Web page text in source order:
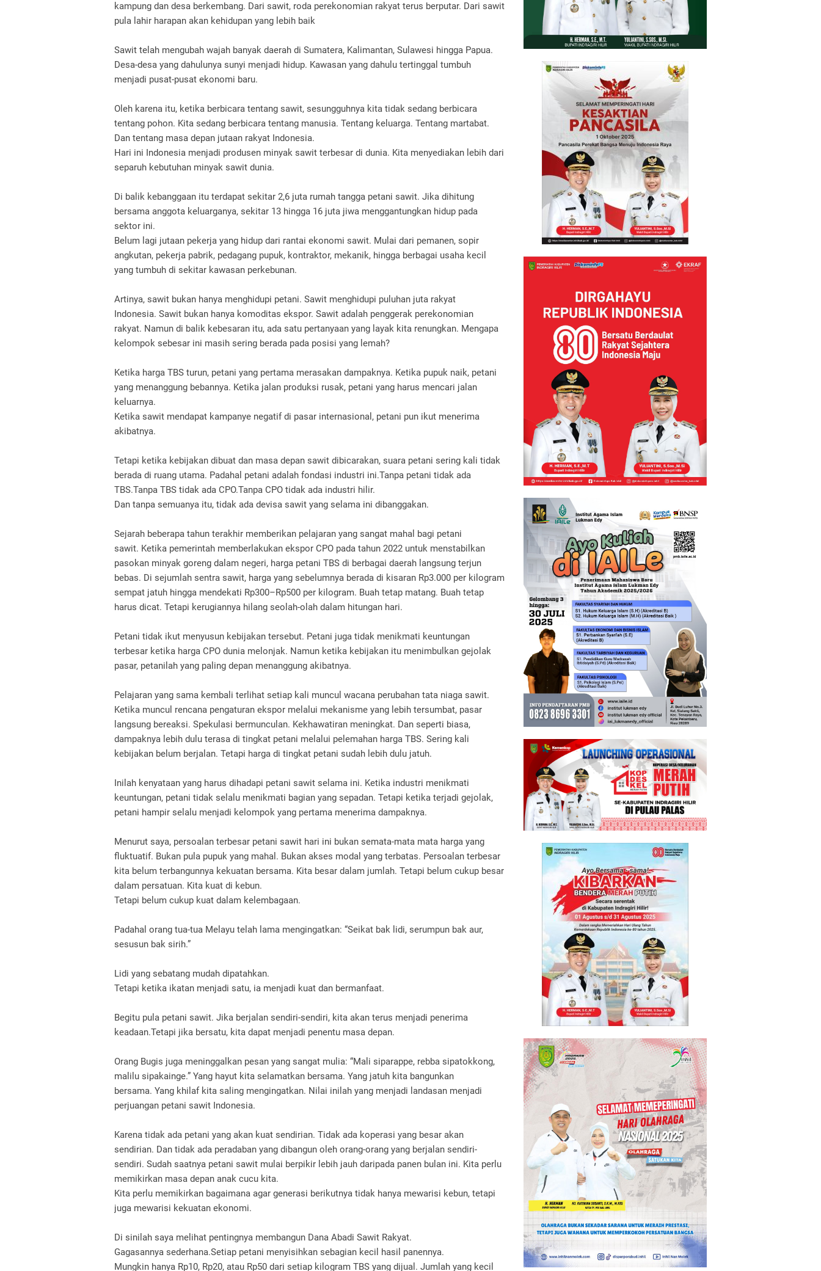
kampung dan desa berkembang. Dari sawit, roda perekonomian rakyat terus berputar. Dari sawit
pula lahir harapan akan kehidupan yang lebih baik
Sawit telah mengubah wajah banyak daerah di Sumatera, Kalimantan, Sulawesi hingga Papua.
Desa-desa yang dahulunya sunyi menjadi hidup. Kawasan yang dahulu tertinggal tumbuh
menjadi pusat-pusat ekonomi baru.
Oleh karena itu, ketika berbicara tentang sawit, sesungguhnya kita tidak sedang berbicara
tentang pohon. Kita sedang berbicara tentang manusia. Tentang keluarga. Tentang martabat.
Dan tentang masa depan jutaan rakyat Indonesia.
Hari ini Indonesia menjadi produsen minyak sawit terbesar di dunia. Kita menyediakan lebih dari
separuh kebutuhan minyak sawit dunia.
Di balik kebanggaan itu terdapat sekitar 2,6 juta rumah tangga petani sawit. Jika dihitung
bersama anggota keluarganya, sekitar 13 hingga 16 juta jiwa menggantungkan hidup pada
sektor ini.
Belum lagi jutaan pekerja yang hidup dari rantai ekonomi sawit. Mulai dari pemanen, sopir
angkutan, pekerja pabrik, pedagang pupuk, kontraktor, mekanik, hingga berbagai usaha kecil
yang tumbuh di sekitar kawasan perkebunan.
Artinya, sawit bukan hanya menghidupi petani. Sawit menghidupi puluhan juta rakyat
Indonesia. Sawit bukan hanya komoditas ekspor. Sawit adalah penggerak perekonomian
rakyat. Namun di balik kebesaran itu, ada satu pertanyaan yang layak kita renungkan. Mengapa
kelompok sebesar ini masih sering berada pada posisi yang lemah?
Ketika harga TBS turun, petani yang pertama merasakan dampaknya. Ketika pupuk naik, petani
yang menanggung bebannya. Ketika jalan produksi rusak, petani yang harus mencari jalan
keluarnya.
Ketika sawit mendapat kampanye negatif di pasar internasional, petani pun ikut menerima
akibatnya.
Tetapi ketika kebijakan dibuat dan masa depan sawit dibicarakan, suara petani sering kali tidak
berada di ruang utama. Padahal petani adalah fondasi industri ini.Tanpa petani tidak ada
TBS.Tanpa TBS tidak ada CPO.Tanpa CPO tidak ada industri hilir.
Dan tanpa semuanya itu, tidak ada devisa sawit yang selama ini dibanggakan.
Sejarah beberapa tahun terakhir memberikan pelajaran yang sangat mahal bagi petani
sawit. Ketika pemerintah memberlakukan ekspor CPO pada tahun 2022 untuk menstabilkan
pasokan minyak goreng dalam negeri, harga petani TBS di berbagai daerah langsung terjun
bebas. Di sejumlah sentra sawit, harga yang sebelumnya berada di kisaran Rp3.000 per kilogram
sempat jatuh hingga mendekati Rp300–Rp500 per kilogram. Buah tetap matang. Buah tetap
harus dicat. Tetapi kerugiannya hilang seolah-olah dalam hitungan hari.
Petani tidak ikut menyusun kebijakan tersebut. Petani juga tidak menikmati keuntungan
terbesar ketika harga CPO dunia melonjak. Namun ketika kebijakan itu menimbulkan gejolak
pasar, petanilah yang paling depan menanggung akibatnya.
Pelajaran yang sama kembali terlihat setiap kali muncul wacana perubahan tata niaga sawit.
Ketika muncul rencana pengaturan ekspor melalui mekanisme yang lebih tersumbat, pasar
langsung bereaksi. Spekulasi bermunculan. Kekhawatiran meningkat. Dan seperti biasa,
dampaknya lebih dulu terasa di tingkat petani melalui pelemahan harga TBS. Sering kali
kebijakan belum berjalan. Tetapi harga di tingkat petani sudah lebih dulu jatuh.
Inilah kenyataan yang harus dihadapi petani sawit selama ini. Ketika industri menikmati
keuntungan, petani tidak selalu menikmati bagian yang sepadan. Tetapi ketika terjadi gejolak,
petani hampir selalu menjadi kelompok yang pertama menerima dampaknya.
Menurut saya, persoalan terbesar petani sawit hari ini bukan semata-mata mata harga yang
fluktuatif. Bukan pula pupuk yang mahal. Bukan akses modal yang terbatas. Persoalan terbesar
kita belum terbangunnya kekuatan bersama. Kita besar dalam jumlah. Tetapi belum cukup besar
dalam persatuan. Kita kuat di kebun.
Tetapi belum cukup kuat dalam kelembagaan.
Padahal orang tua-tua Melayu telah lama mengingatkan: “Seikat bak lidi, serumpun bak aur,
sesusun bak sirih.”
Lidi yang sebatang mudah dipatahkan.
Tetapi ketika ikatan menjadi satu, ia menjadi kuat dan bermanfaat.
Begitu pula petani sawit. Jika berjalan sendiri-sendiri, kita akan terus menjadi penerima
keadaan.Tetapi jika bersatu, kita dapat menjadi penentu masa depan.
Orang Bugis juga meninggalkan pesan yang sangat mulia: “Mali siparappe, rebba sipatokkong,
malilu sipakainge.” Yang hayut kita selamatkan bersama. Yang jatuh kita bangunkan
bersama. Yang khilaf kita saling mengingatkan. Nilai inilah yang menjadi landasan menjadi
perjuangan petani sawit Indonesia.
Karena tidak ada petani yang akan kuat sendirian. Tidak ada koperasi yang besar akan
sendirian. Dan tidak ada peradaban yang dibangun oleh orang-orang yang berjalan sendiri-
sendiri. Sudah saatnya petani sawit mulai berpikir lebih jauh daripada panen bulan ini. Kita perlu
memikirkan masa depan anak cucu kita.
Kita perlu memikirkan bagaimana agar generasi berikutnya tidak hanya mewarisi kebun, tetapi
juga mewarisi kekuatan ekonomi.
Di sinilah saya melihat pentingnya membangun Dana Abadi Sawit Rakyat.
Gagasannya sederhana.Setiap petani menyisihkan sebagian kecil hasil panennya.
Mungkin hanya Rp10, Rp20, atau Rp50 dari setiap kilogram TBS yang dijual. Jumlah yang kecil